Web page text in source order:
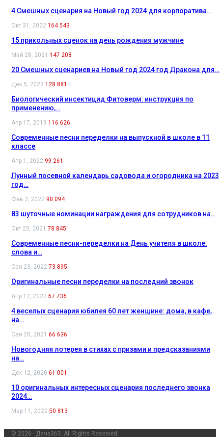
4 Смешных сценария на Новый год 2024 для корпоратива…
Окт 31, 2022 164 543
15 прикольных сценок на день рождения мужчине
Май 28, 2021 147 208
20 Смешных сценариев на Новый год 2024 год Дракона для…
Дек 5, 2023 128 881
Биологический инсектицид Фитоверм: инструкция по
применению,…
Апр 17, 2019 116 626
Современные песни переделки на выпускной в школе в 11
классе
Апр 1, 2022 99 261
Лунный посевной календарь садовода и огородника на 2023
год…
Фев 2, 2022 90 094
83 шуточные номинации награждения для сотрудников на…
Окт 25, 2021 78 845
Современные песни-переделки на День учителя в школе:
слова и…
Сен 23, 2022 73 895
Оригинальные песни переделки на последний звонок
Апр 12, 2022 67 736
4 веселых сценария юбилея 60 лет женщине: дома, в кафе,
на…
Сен 20, 2021 66 636
Новогодняя лотерея в стихах с призами и предсказаниями
на…
Дек 12, 2020 61 001
10 оригинальных интересных сценария последнего звонка
2024…
Мар 11, 2022 50 813
© 2026 - Дача365. All Rights Reserved.